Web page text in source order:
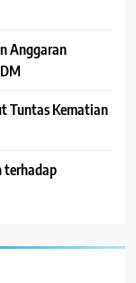
Anggaran
Tuntas Kematian
terhadap